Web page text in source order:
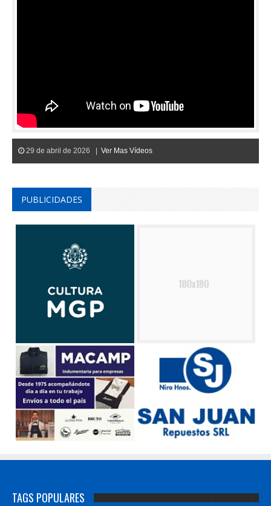
29 de abril de 2026 | Ver Mas Vídeos
PUBLICIDADES
TAGS POPULARES